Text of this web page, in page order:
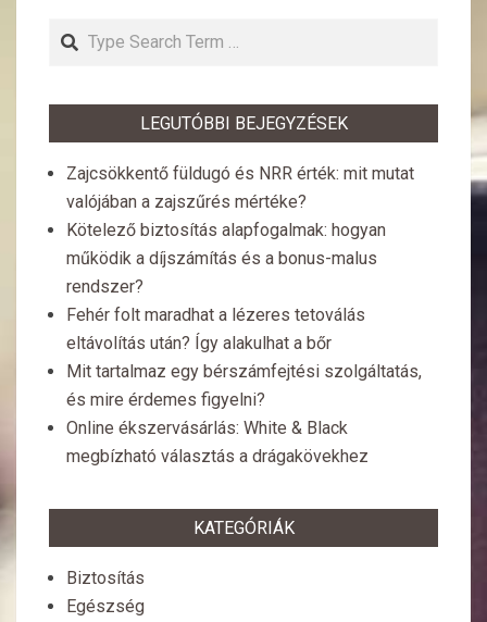
Search
LEGUTÓBBI BEJEGYZÉSEK
Zajcsökkentő füldugó és NRR érték: mit mutat
valójában a zajszűrés mértéke?
Kötelező biztosítás alapfogalmak: hogyan
működik a díjszámítás és a bonus-malus
rendszer?
Fehér folt maradhat a lézeres tetoválás
eltávolítás után? Így alakulhat a bőr
Mit tartalmaz egy bérszámfejtési szolgáltatás,
és mire érdemes figyelni?
Online ékszervásárlás: White & Black
megbízható választás a drágakövekhez
KATEGÓRIÁK
Biztosítás
Egészség